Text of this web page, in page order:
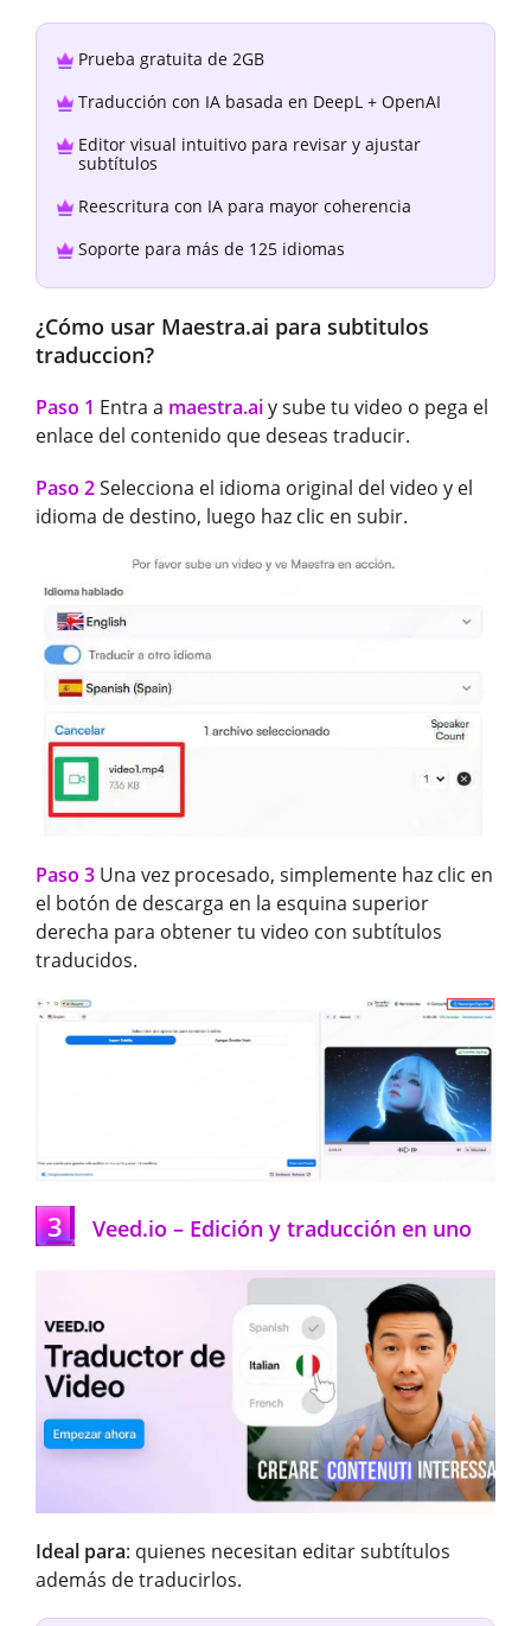
Prueba gratuita de 2GB
Traducción con IA basada en DeepL + OpenAI
Editor visual intuitivo para revisar y ajustar
subtítulos
Reescritura con IA para mayor coherencia
Soporte para más de 125 idiomas
¿Cómo usar Maestra.ai para subtitulos
traduccion?
Paso 1 Entra a maestra.aiy sube tu video o pega el
enlace del contenido que deseas traducir.
Paso 2Selecciona el idioma original del video y el
idioma de destino, luego haz clic en subir.
Paso 3 Una vez procesado, simplemente haz clic en
el botón de descarga en la esquina superior
derecha para obtener tu video con subtítulos
traducidos.
3 Veed.io – Edición y traducción en uno
Ideal para: quienes necesitan editar subtítulos
además de traducirlos.